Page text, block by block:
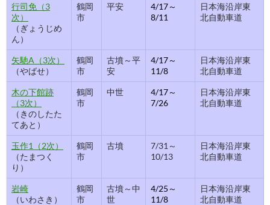
行司免（3
次）
（ぎょうじめ
ん）
鶴岡
市
平安
4/17～
8/11
日本海沿岸東
北自動車道
矢馳A（3次）
（やばせ）
鶴岡
市
古墳～平
安
4/17～
11/8
日本海沿岸東
北自動車道
木の下館跡
（3次）
（きのしたた
てあと）
鶴岡
市
中世
4/17～
7/26
日本海沿岸東
北自動車道
玉作1（2次）
（たまつく
り）
鶴岡
市
古墳
7/31～
10/13
日本海沿岸東
北自動車道
岩崎
（いわさき）
鶴岡
市
古墳～中
世
4/25～
11/8
日本海沿岸東
北自動車道